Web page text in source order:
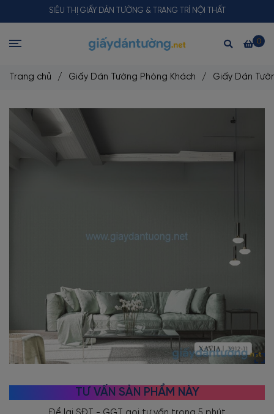
SIÊU THỊ GIẤY DÁN TƯỜNG & TRANG TRÍ NỘI THẤT
0
Trang chủ / Giấy Dán Tường Phòng Khách / Giấy Dán
TƯ VẤN SẢN PHẨM NÀY